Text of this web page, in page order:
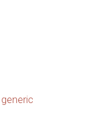
generic